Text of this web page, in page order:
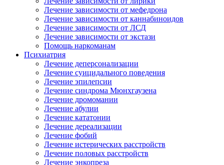
Лечение зависимости от мефедрона
Лечение зависимости от каннабиноидов
Лечение зависимости от ЛСД
Лечение зависимости от экстази
Помощь наркоманам
Психиатрия
Лечение деперсонализации
Лечение суицидального поведения
Лечение эпилепсии
Лечение синдрома Мюнхгаузена
Лечение дромомании
Лечение абулии
Лечение кататонии
Лечение дереализации
Лечение фобий
Лечение истерических расстройств
Лечение половых расстройств
Лечение энкопреза